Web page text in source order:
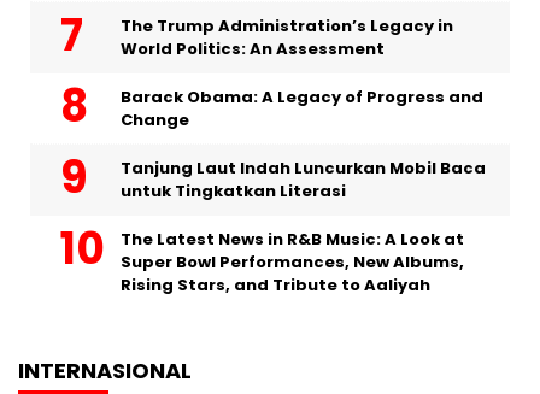
The Trump Administration’s Legacy in
World Politics: An Assessment
Barack Obama: A Legacy of Progress and
Change
Tanjung Laut Indah Luncurkan Mobil Baca
untuk Tingkatkan Literasi
The Latest News in R&B Music: A Look at
Super Bowl Performances, New Albums,
Rising Stars, and Tribute to Aaliyah
INTERNASIONAL